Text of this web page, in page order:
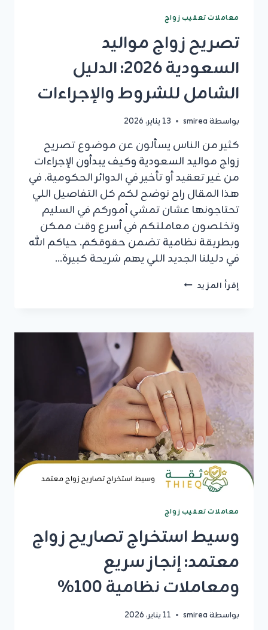
معاملات تعقيب زواج
تصريح زواج مواليد
السعودية 2026: الدليل
الشامل للشروط والإجراءات
بواسطةsmirea 13 يناير، 2026
كثير من الناس يسألون عن موضوع تصريح
زواج مواليد السعودية وكيف يبدأون الإجراءات
من غير تعقيد أو تأخير في الدوائر الحكومية. في
هذا المقال راح نوضح لكم كل التفاصيل اللي
تحتاجونها عشان تمشي أموركم في السليم
وتخلصون معاملتكم في أسرع وقت ممكن
وبطريقة نظامية تضمن حقوقكم. حياكم الله
في دليلنا الجديد اللي يهم شريحة كبيرة…
إقرأ المزيد تصريح
2026:
الدليل
الشامل
للشروط
والإجراءات
معاملات تعقيب زواج
وسيط استخراج تصاريح زواج
معتمد: إنجاز سريع
ومعاملات نظامية 100%
بواسطةsmirea 11 يناير، 2026